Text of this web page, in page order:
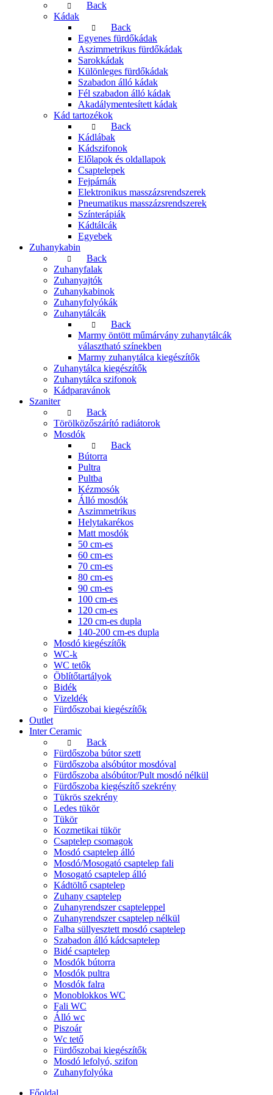
Back
Kádak
Back
Egyenes fürdőkádak
Aszimmetrikus fürdőkádak
Sarokkádak
Különleges fürdőkádak
Szabadon álló kádak
Fél szabadon álló kádak
Akadálymentesített kádak
Kád tartozékok
Back
Kádlábak
Kádszifonok
Előlapok és oldallapok
Csaptelepek
Fejpárnák
Elektronikus masszázsrendszerek
Pneumatikus masszázsrendszerek
Színterápiák
Kádtálcák
Egyebek
Zuhanykabin
Back
Zuhanyfalak
Zuhanyajtók
Zuhanykabinok
Zuhanyfolyókák
Zuhanytálcák
Back
Marmy öntött műmárvány zuhanytálcák
választható színekben
Marmy zuhanytálca kiegészítők
Zuhanytálca kiegészítők
Zuhanytálca szifonok
Kádparavánok
Szaniter
Back
Törölközőszárító radiátorok
Mosdók
Back
Bútorra
Pultra
Pultba
Kézmosók
Álló mosdók
Aszimmetrikus
Helytakarékos
Matt mosdók
50 cm-es
60 cm-es
70 cm-es
80 cm-es
90 cm-es
100 cm-es
120 cm-es
120 cm-es dupla
140-200 cm-es dupla
Mosdó kiegészítők
WC-k
WC tetők
Öblítőtartályok
Bidék
Vizeldék
Fürdőszobai kiegészítők
Outlet
Inter Ceramic
Back
Fürdőszoba bútor szett
Fürdőszoba alsóbútor mosdóval
Fürdőszoba alsóbútor/Pult mosdó nélkül
Fürdőszoba kiegészítő szekrény
Tükrös szekrény
Ledes tükör
Tükör
Kozmetikai tükör
Csaptelep csomagok
Mosdó csaptelep álló
Mosdó/Mosogató csaptelep fali
Mosogató csaptelep álló
Kádtöltő csaptelep
Zuhany csaptelep
Zuhanyrendszer csapteleppel
Zuhanyrendszer csaptelep nélkül
Falba süllyesztett mosdó csaptelep
Szabadon álló kádcsaptelep
Bidé csaptelep
Mosdók bútorra
Mosdók pultra
Mosdók falra
Monoblokkos WC
Fali WC
Álló wc
Piszoár
Wc tető
Fürdőszobai kiegészítők
Mosdó lefolyó, szifon
Zuhanyfolyóka